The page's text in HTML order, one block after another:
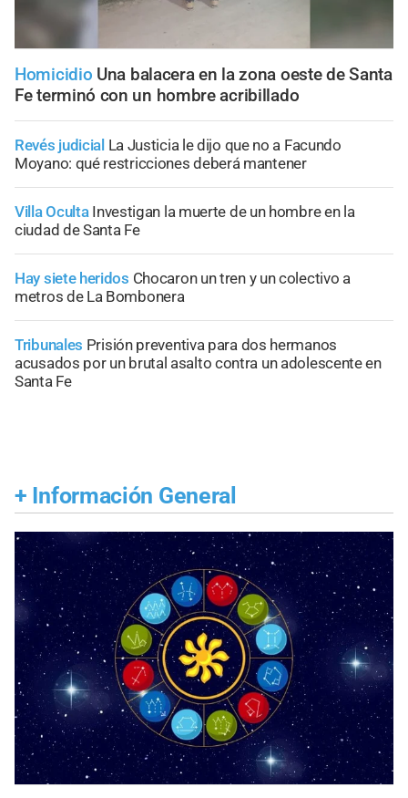
Homicidio Una balacera en la zona oeste de Santa
Fe terminó con un hombre acribillado
Revés judicial La Justicia le dijo que no a Facundo
Moyano: qué restricciones deberá mantener
Villa Oculta Investigan la muerte de un hombre en la
ciudad de Santa Fe
Hay siete heridos Chocaron un tren y un colectivo a
metros de La Bombonera
Tribunales Prisión preventiva para dos hermanos
acusados por un brutal asalto contra un adolescente en
Santa Fe
+ Información General